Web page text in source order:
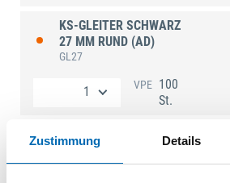
Zustimmung Details
KS-GLEITER SCHWARZ
27 MM RUND (AD)
GL27
VPE 100
St.
KS-GLEITER SCHWARZ
30 MM RUND (AD)
GL30